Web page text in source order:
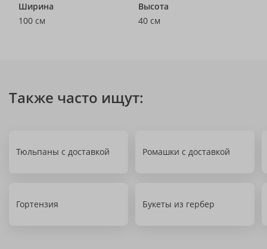
Ширина
100 см
Высота
40 см
Также часто ищут:
Тюльпаны с доставкой Ромашки с доставкой
Гортензия Букеты из гербер